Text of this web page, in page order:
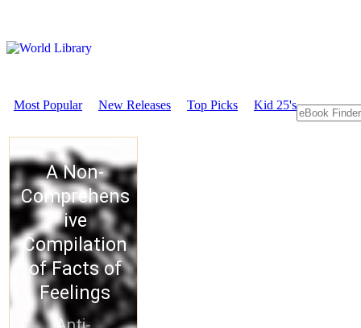
Most Popular New Releases Top Picks Kid 25's